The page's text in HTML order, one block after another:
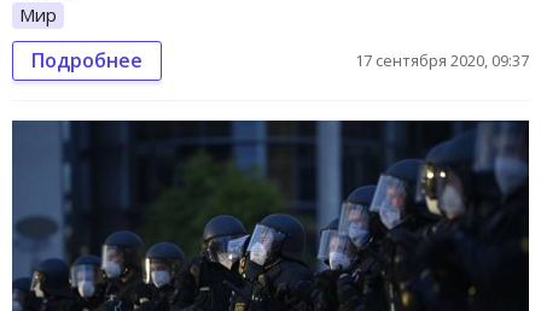
Мир
Подробнее 17 сентября 2020, 09:37